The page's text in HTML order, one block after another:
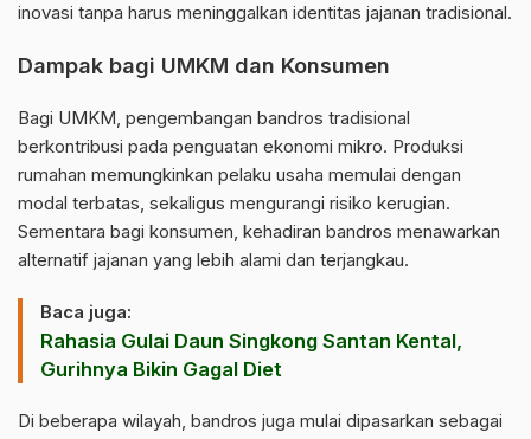
inovasi tanpa harus meninggalkan identitas jajanan tradisional.
Dampak bagi UMKM dan Konsumen
Bagi UMKM, pengembangan bandros tradisional
berkontribusi pada penguatan ekonomi mikro. Produksi
rumahan memungkinkan pelaku usaha memulai dengan
modal terbatas, sekaligus mengurangi risiko kerugian.
Sementara bagi konsumen, kehadiran bandros menawarkan
alternatif jajanan yang lebih alami dan terjangkau.
Baca juga:
Rahasia Gulai Daun Singkong Santan Kental,
Gurihnya Bikin Gagal Diet
Di beberapa wilayah, bandros juga mulai dipasarkan sebagai